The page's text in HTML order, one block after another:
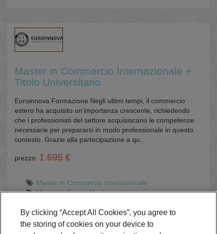
Master in Commercio Internazionale +
Titolo Universitario
Euroinnova Formazione Negli ultimi tempi, il commercio
estero ha acquisito un'importanza crescente, richiedendo
che i professionisti del settore acquisiscano le competenze
necessarie per prepararsi in modo professionale in questo
contesto. Grazie alla partecipazione a qu...
prezzo: 1.695 €
Master in Commercio Internazionale
Master in Export Management
By clicking “Accept All Cookies”, you agree to
the storing of cookies on your device to